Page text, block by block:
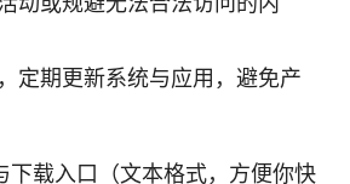
定期更新系统与应用，避免产
下载入口（文本格式，方便你快